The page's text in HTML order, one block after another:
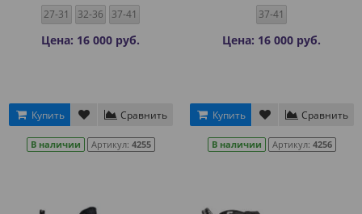
27-31
32-36 37-41
Цена: 16 000 руб.
Купить Сравнить
В наличии Артикул: 4255
37-41
Цена: 16 000 руб.
Купить Сравнить
В наличии Артикул: 4256